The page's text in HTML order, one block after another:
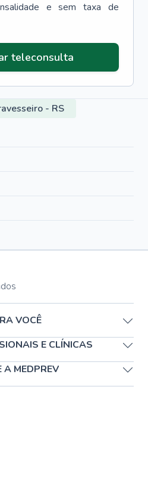
e sem taxa de
teleconsulta
- RS
VOCÊ
E CLÍNICAS
A MEDPREV